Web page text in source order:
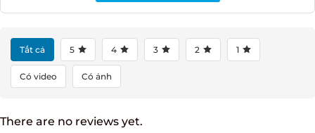
Tất cả 5 4 3 2 1
Có video Có ảnh
There are no reviews yet.